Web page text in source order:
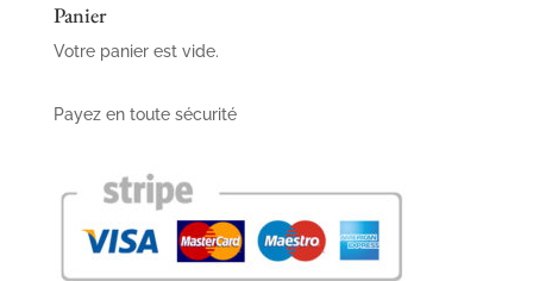
Panier
Votre panier est vide.
Payez en toute sécurité